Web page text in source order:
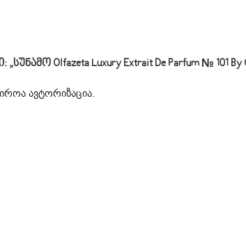
Olfazeta Luxury Extrait De Parfum № 101 By
ავტორიზაცია.